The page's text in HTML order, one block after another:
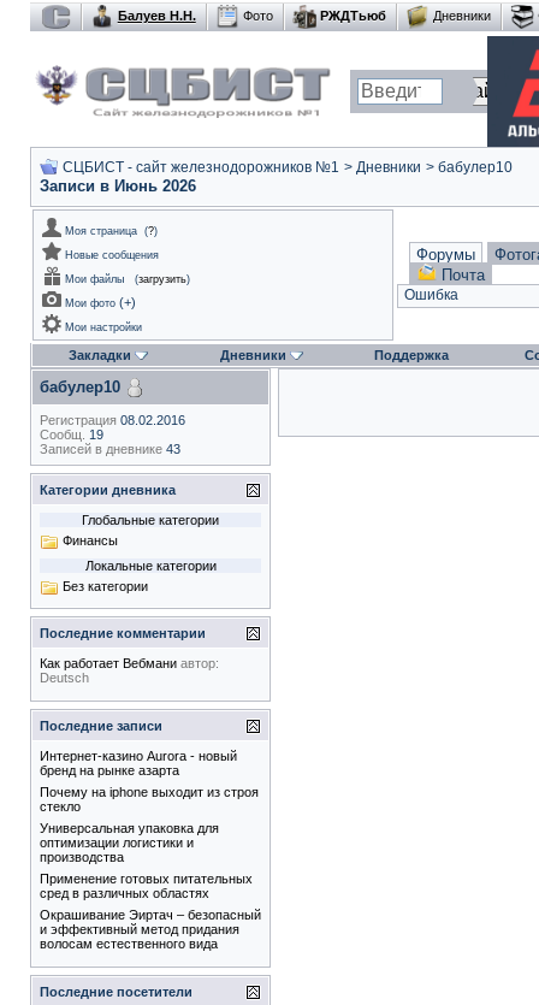
Балуев Н.Н. Фото РЖДТьюб Дневники
СЦБИСТ - сайт железнодорожников №1 > Дневники > бабулер10
Записи в Июнь 2026
Моя страница (?)
Новые сообщения
Мои файлы
(загрузить)
Мои фото (+)
Мои настройки
Форумы
Почта
Ошибка
Закладки Дневники Поддержка
бабулер10
Регистрация 08.02.2016
Сообщ. 19
Записей в дневнике 43
Категории дневника
Глобальные категории
Финансы
Локальные категории
Без категории
Последние комментарии
Как работает Вебмани автор:
Deutsch
Последние записи
Интернет-казино Aurora - новый
бренд на рынке азарта
Почему на iphone выходит из строя
стекло
Универсальная упаковка для
оптимизации логистики и
производства
Применение готовых питательных
сред в различных областях
Окрашивание Эиртач – безопасный
и эффективный метод придания
волосам естественного вида
Последние посетители